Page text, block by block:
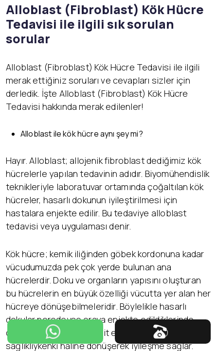
Alloblast (Fibroblast) Kök Hücre
Tedavisi ile ilgili sık sorulan
sorular
Alloblast (Fibroblast) Kök Hücre Tedavisi ile ilgili
merak ettiğiniz soruları ve cevapları sizler için
derledik. İşte Alloblast (Fibroblast) Kök Hücre
Tedavisi hakkında merak edilenler!
Alloblast ile kök hücre aynı şey mi?
Hayır. Alloblast; allojenik fibroblast dediğimiz kök
hücrelerle yapılan tedavinin adıdır. Biyomühendislik
teknikleriyle laboratuvar ortamında çoğaltılan kök
hücreler, hasarlı dokunun iyileştirilmesi için
hastalara enjekte edilir. Bu tedaviye alloblast
tedavisi veya uygulaması denir.
Kök hücre; kemik iliğinden göbek kordonuna kadar
vücudumuzda pek çok yerde bulunan ana
hücrelerdir. Doku ve organların yapısını oluşturan
bu hücrelerin en büyük özelliği vücutta yer alan her
hücreye dönüşebilmeleridir. Böylelikle hasarlı
dokular neredeyse oraya enjekte edildiklerinde
dokunun özelliklerini taklit eder ve hasarlı dokunun
sağlıklıykenki haline dönüşerek iyileşme sağlar.